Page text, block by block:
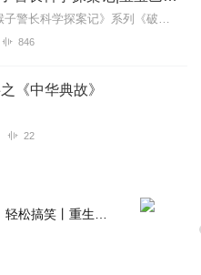
【适听年龄】7岁+《猴子警长科学探案记》系列《破坏者联盟篇1·猴子警长科学探案记》>>>《破坏者联盟篇2·猴子警长科学探案记》>>>《破坏者联盟篇3·猴子警长科...
846
《中华典故》
22